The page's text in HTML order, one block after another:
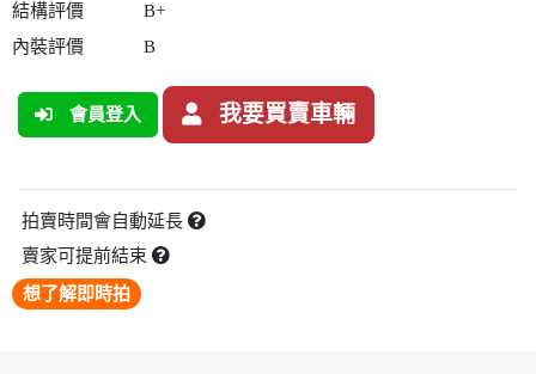
結構評價
B+
內裝評價
B
會員登入 我要買賣車輛
拍賣時間會自動延長
賣家可提前結束
想了解即時拍